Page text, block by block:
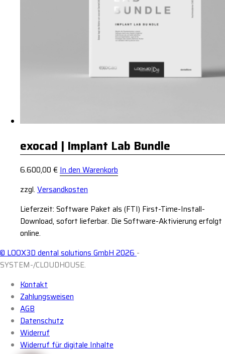
exocad | Implant Lab Bundle
6.600,00 €In den Warenkorb
zzgl. Versandkosten
Lieferzeit: Software Paket als (FTI) First-Time-Install-
Download, sofort lieferbar. Die Software-Aktivierung erfolgt
online.
© LOOX3D dental solutions GmbH 2026-
SYSTEM-/CLOUDHOUSE.
Kontakt
Zahlungsweisen
AGB
Datenschutz
Widerruf
Widerruf für digitale Inhalte